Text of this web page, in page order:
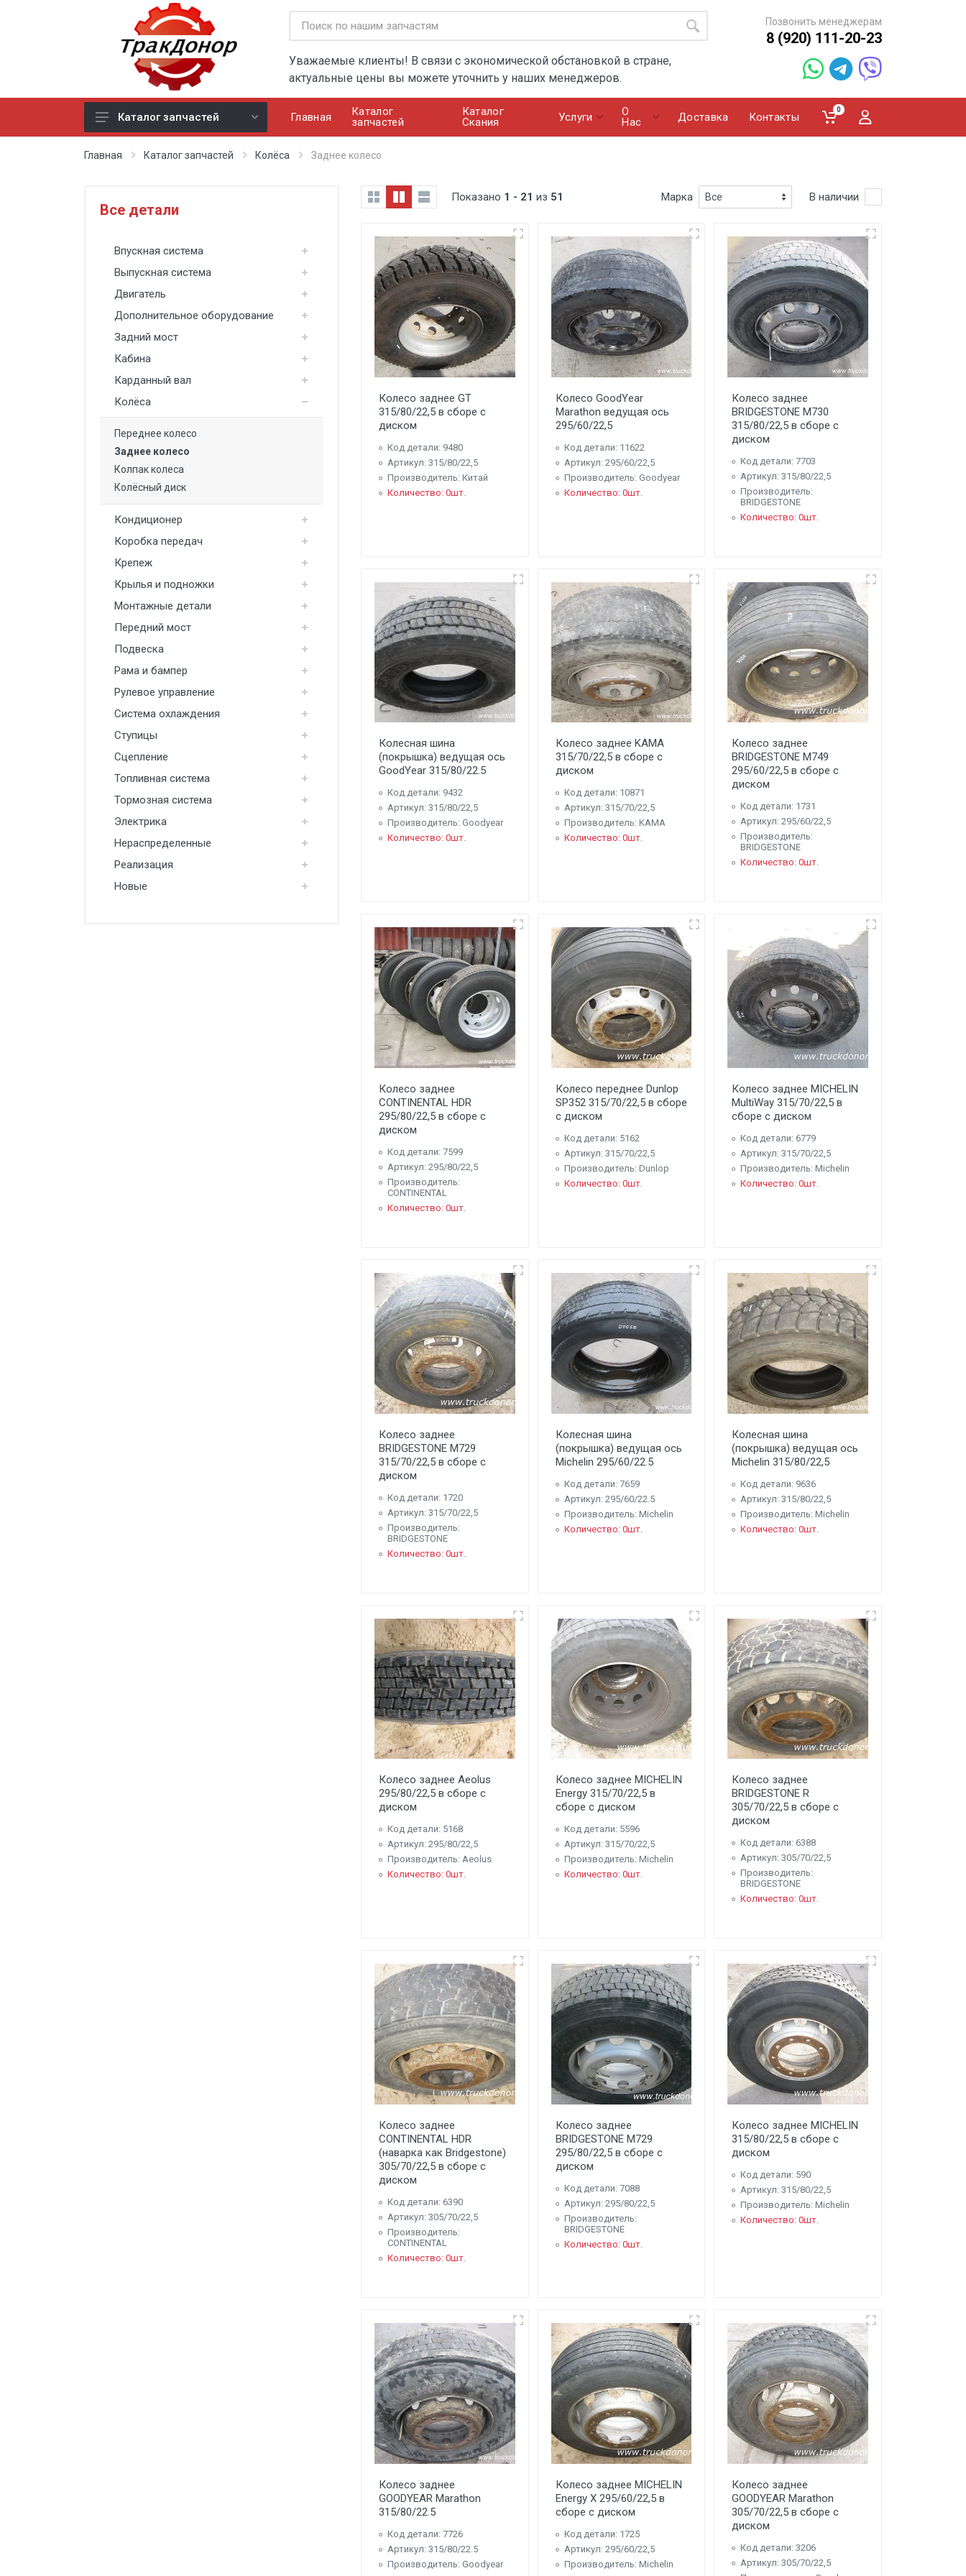
Уважаемые клиенты! В связи с экономической обстановкой в стране,
актуальные цены вы можете уточнить у наших менеджеров.
Позвонить менеджерам
8 (920) 111-20-23
Впускная система
Задний мост
Кабина
Колёса
Кондиционер
Коробка передач
Крепеж
Крылья и подножки
Монтажные детали
Передний мост
Рама и бампер
Рулевое управление
Система охлаждения
Топливная система
Тормозная система
Электрика
Нераспределенные
Новые
Каталог запчастей Главная
Каталог
запчастей
Каталог
Скания
Услуги
О
Нас
Доставка Контакты
0
Главная Каталог запчастей Колёса Заднее колесо
Все детали
Впускная система
Выпускная система
Двигатель
Дополнительное оборудование
Задний мост
Кабина
Карданный вал
Колёса
Переднее колесо
Заднее колесо
Колпак колеса
Колёсный диск
Кондиционер
Коробка передач
Крепеж
Крылья и подножки
Монтажные детали
Передний мост
Подвеска
Рама и бампер
Рулевое управление
Система охлаждения
Ступицы
Сцепление
Топливная система
Тормозная система
Электрика
Нераспределенные
Реализация
Новые
Показано 1 - 21 из 51 Марка В наличии
Колесо заднее GT
315/80/22,5 в сборе с
диском
Код детали: 9480
Артикул: 315/80/22,5
Производитель: Китай
Количество: 0шт.
Колесо GoodYear
Marathon ведущая ось
295/60/22,5
Код детали: 11622
Артикул: 295/60/22,5
Производитель: Goodyear
Количество: 0шт.
Колесо заднее
BRIDGESTONE M730
315/80/22,5 в сборе с
диском
Код детали: 7703
Артикул: 315/80/22,5
Производитель:
BRIDGESTONE
Количество: 0шт.
Колесная шина
(покрышка) ведущая ось
GoodYear 315/80/22.5
Код детали: 9432
Артикул: 315/80/22,5
Производитель: Goodyear
Количество: 0шт.
Колесо заднее KAMA
315/70/22,5 в сборе с
диском
Код детали: 10871
Артикул: 315/70/22,5
Производитель: KAMA
Количество: 0шт.
Колесо заднее
BRIDGESTONE M749
295/60/22,5 в сборе с
диском
Код детали: 1731
Артикул: 295/60/22,5
Производитель:
BRIDGESTONE
Количество: 0шт.
Колесо заднее
CONTINENTAL HDR
295/80/22,5 в сборе с
диском
Код детали: 7599
Артикул: 295/80/22,5
Производитель:
CONTINENTAL
Количество: 0шт.
Колесо переднее Dunlop
SP352 315/70/22,5 в сборе
с диском
Код детали: 5162
Артикул: 315/70/22,5
Производитель: Dunlop
Количество: 0шт.
Колесо заднее MICHELIN
MultiWay 315/70/22,5 в
сборе с диском
Код детали: 6779
Артикул: 315/70/22,5
Производитель: Michelin
Количество: 0шт.
Колесо заднее
BRIDGESTONE M729
315/70/22,5 в сборе с
диском
Код детали: 1720
Артикул: 315/70/22,5
Производитель:
BRIDGESTONE
Количество: 0шт.
Колесная шина
(покрышка) ведущая ось
Michelin 295/60/22.5
Код детали: 7659
Артикул: 295/60/22.5
Производитель: Michelin
Количество: 0шт.
Колесная шина
(покрышка) ведущая ось
Michelin 315/80/22,5
Код детали: 9636
Артикул: 315/80/22,5
Производитель: Michelin
Количество: 0шт.
Колесо заднее Aeolus
295/80/22,5 в сборе с
диском
Код детали: 5168
Артикул: 295/80/22,5
Производитель: Aeolus
Количество: 0шт.
Колесо заднее MICHELIN
Energy 315/70/22,5 в
сборе с диском
Код детали: 5596
Артикул: 315/70/22,5
Производитель: Michelin
Количество: 0шт.
Колесо заднее
BRIDGESTONE R
305/70/22,5 в сборе с
диском
Код детали: 6388
Артикул: 305/70/22,5
Производитель:
BRIDGESTONE
Количество: 0шт.
Колесо заднее
CONTINENTAL HDR
(наварка как Bridgestone)
305/70/22,5 в сборе с
диском
Код детали: 6390
Артикул: 305/70/22,5
Производитель:
CONTINENTAL
Количество: 0шт.
Колесо заднее
BRIDGESTONE M729
295/80/22,5 в сборе с
диском
Код детали: 7088
Артикул: 295/80/22,5
Производитель:
BRIDGESTONE
Количество: 0шт.
Колесо заднее MICHELIN
315/80/22,5 в сборе с
диском
Код детали: 590
Артикул: 315/80/22,5
Производитель: Michelin
Количество: 0шт.
Колесо заднее
GOODYEAR Marathon
315/80/22.5
Код детали: 7726
Артикул: 315/80/22.5
Производитель: Goodyear
Колесо заднее MICHELIN
Energy X 295/60/22,5 в
сборе с диском
Код детали: 1725
Артикул: 295/60/22,5
Производитель: Michelin
Колесо заднее
GOODYEAR Marathon
305/70/22,5 в сборе с
диском
Код детали: 3206
Артикул: 305/70/22,5